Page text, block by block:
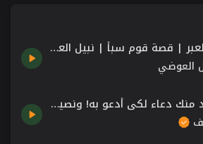
قصة بها العبر | قصة قوم سبأ | نبيل العوضي
العوضي
يا شيخ أريد منك دعاء لكي أدعو به! ونصيحة لمخاطبة الله ﷻ من الشيخ د. وسيم يوسف